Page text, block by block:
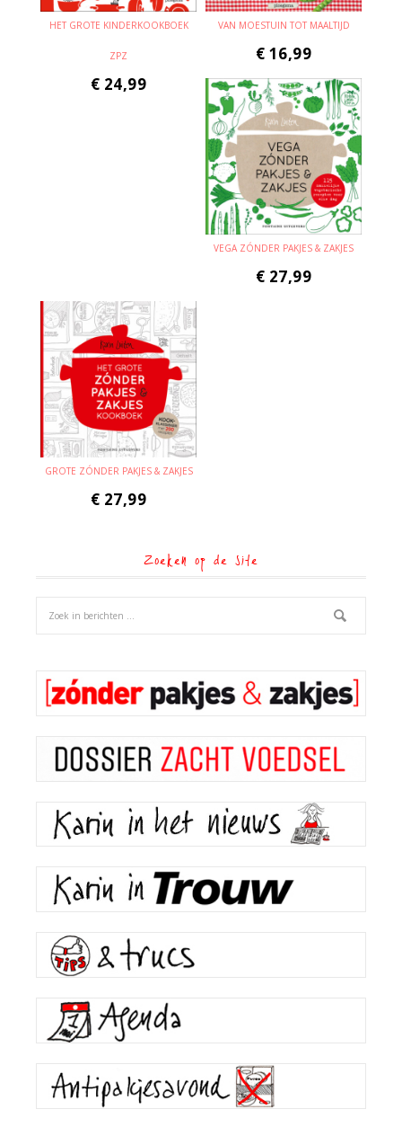
HET GROTE KINDERKOOKBOEK
ZPZ
€ 24,99
VAN MOESTUIN TOT MAALTIJD
€ 16,99
VEGA ZÓNDER PAKJES & ZAKJES
€ 27,99
GROTE ZÓNDER PAKJES & ZAKJES
€ 27,99
Zoeken op de site